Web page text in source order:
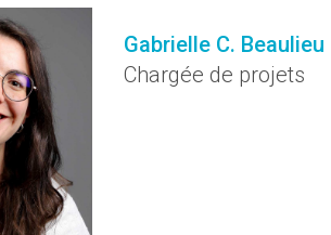
Gabrielle C. Beaulieu
Chargée de projets